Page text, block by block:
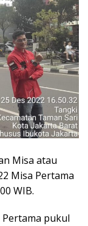
Misa atau
Misa Pertama
WIB.
Pertama pukul